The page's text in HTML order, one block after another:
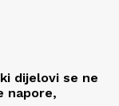
dijelovi se ne
napore,